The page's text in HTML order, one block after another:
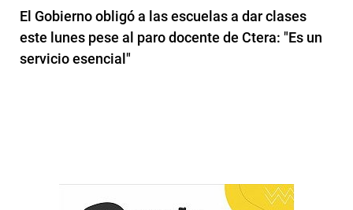
El Gobierno obligó a las escuelas a dar clases
este lunes pese al paro docente de Ctera: "Es un
servicio esencial"